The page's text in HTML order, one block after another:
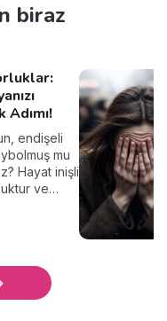
biraz
Adımı!
endişeli
mu
Hayat inişli
ve
içerikler